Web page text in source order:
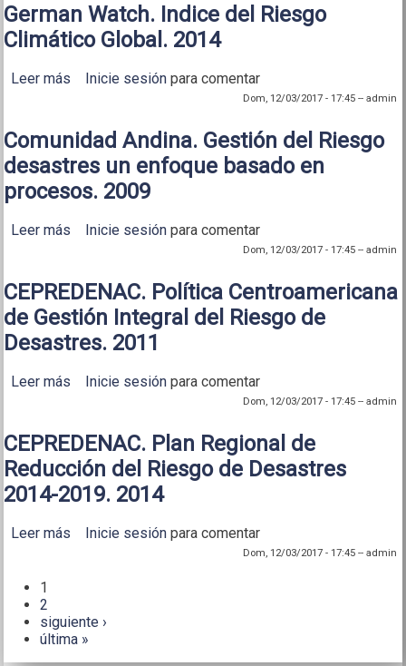
German Watch. Indice del Riesgo
Climático Global. 2014
Leer más sobre German Watch. Indice del Riesgo Climático
Inicie sesión para comentar
Dom, 12/03/2017 - 17:45-- admin
Comunidad Andina. Gestión del Riesgo
desastres un enfoque basado en
procesos. 2009
Leer más sobre Comunidad Andina. Gestión del Riesgo
desastres un enfoque basado en procesos. 2009
Inicie sesión para comentar
Dom, 12/03/2017 - 17:45-- admin
CEPREDENAC. Política Centroamericana
de Gestión Integral del Riesgo de
Desastres. 2011
Leer más sobre CEPREDENAC. Política Centroamericana de
Gestión Integral del Riesgo de Desastres. 2011
Inicie sesión para comentar
Dom, 12/03/2017 - 17:45-- admin
CEPREDENAC. Plan Regional de
Reducción del Riesgo de Desastres
2014-2019. 2014
Leer más sobre CEPREDENAC. Plan Regional de Reducción
del Riesgo de Desastres 2014-2019. 2014
Inicie sesión para comentar
Dom, 12/03/2017 - 17:45-- admin
Páginas
1
2
siguiente ›
última »